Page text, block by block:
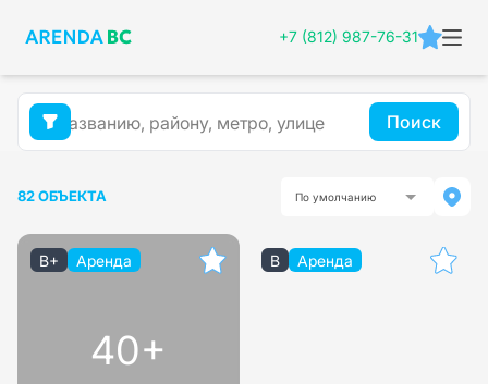
+7 (812) 987-76-31
Поиск
82 ОБЪЕКТА По умолчанию
B+ Аренда
40+
B Аренда